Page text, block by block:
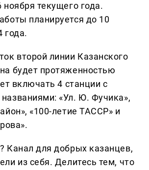
текущего года.
планируется до 10
года.
второй линии Казанского
будет протяженностью
включать 4 станции с
«Ул. Ю. Фучика»,
«100-летие ТАССР» и
Канал для добрых казанцев,
из себя. Делитеcь тем, что